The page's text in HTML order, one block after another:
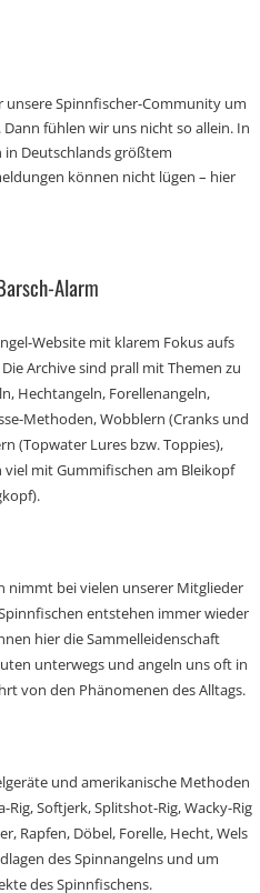
Spinnfischer-Community um
fühlen wir uns nicht so allein. In
in Deutschlands größtem
können nicht lügen – hier
Alarm
Website mit klarem Fokus aufs
Die Archive sind prall mit Themen zu
Hechtangeln, Forellenangeln,
Methoden, Wobblern (Cranks und
(Topwater Lures bzw. Toppies),
mit Gummifischen am Bleikopf
nimmt bei vielen unserer Mitglieder
entstehen immer wieder
hier die Sammelleidenschaft
unterwegs und angeln uns oft in
von den Phänomenen des Alltags.
und amerikanische Methoden
Rig, Softjerk, Splitshot-Rig, Wacky-Rig
Rapfen, Döbel, Forelle, Hecht, Wels
des Spinnangelns und um
des Spinnfischens.